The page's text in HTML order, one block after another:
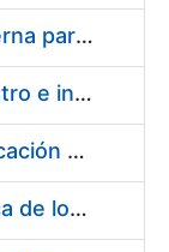
Servicios de una empresa externa para el asesoramiento y resolución de los recursos de alzada que se presentan relacionados con procesos de selección para la FNMT-RCM
Acuerdo marco para el suministro e instalación de persianas, estores y otros complementos
Servicio de Calibración y Verificación Externa de los Equipos de Medición del Servicio de Prevención de la FNMT-RCM
Conexión mediante Fibra Óptica de los Centros de Proceso de Datos (CPDs) de las sedes de la FNMT-RCM de Burgos y Madrid